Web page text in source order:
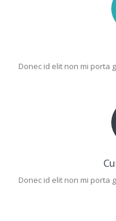
Donec id elit non mi porta
Donec id elit non mi porta